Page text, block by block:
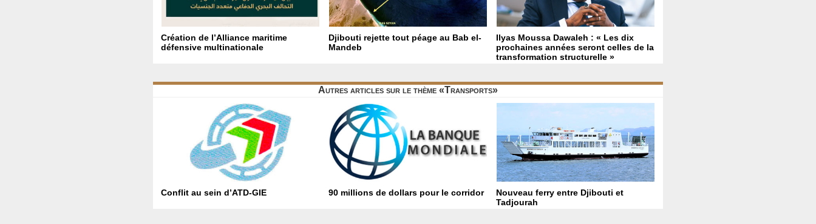
Création de l’Alliance maritime
défensive multinationale
Djibouti rejette tout péage au Bab el-
Mandeb
Ilyas Moussa Dawaleh : « Les dix
prochaines années seront celles de la
transformation structurelle »
Autres articles sur le thème «Transports»
Conflit au sein d’ATD-GIE 90 millions de dollars pour le corridor
Nouveau ferry entre Djibouti et
Tadjourah